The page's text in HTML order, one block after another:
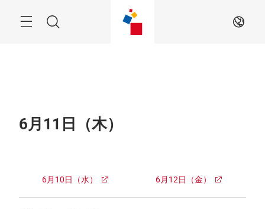
Search JA
6月11日（木）
6月10日（水） 6月12日（金）